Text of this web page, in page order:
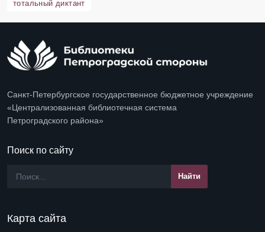
тотальный диктант
Санкт-Петербургское государственное бюджетное учреждение
«Централизованная библиотечная система
Петроградского района»
Поиск по сайту
Карта сайта